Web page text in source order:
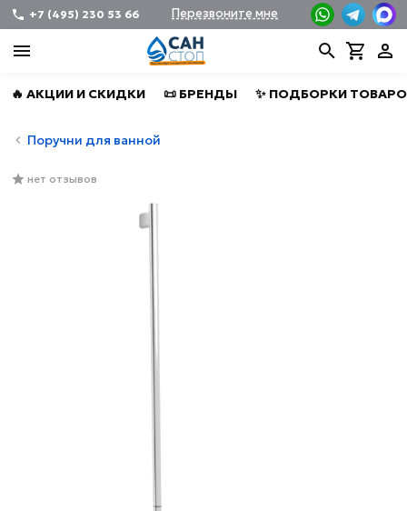
+7 (495) 230 53 66 Перезвоните мне
🔥 АКЦИИ И СКИДКИ 📜 БРЕНДЫ ✨ ПОДБОРКИ
Поручни для ванной
нет отзывов